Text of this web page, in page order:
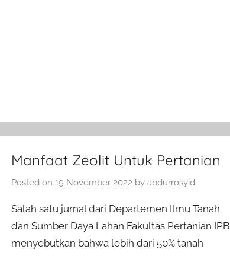
Manfaat Zeolit Untuk Pertanian
Posted on19 November 2022 byabdurrosyid
Salah satu jurnal dari Departemen Ilmu Tanah
dan Sumber Daya Lahan Fakultas Pertanian IPB
menyebutkan bahwa lebih dari 50% tanah